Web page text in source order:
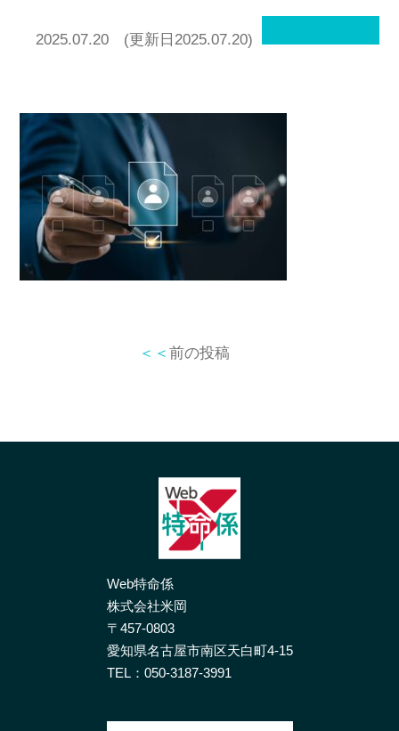
2025.07.20(更新日2025.07.20)
＜＜ 前の投稿
Web特命係
株式会社米岡
〒457-0803
愛知県名古屋市南区天白町4-15
TEL： 050-3187-3991